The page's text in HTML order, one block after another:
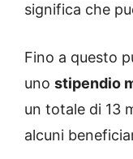
significa che
Fino a questo
uno stipendio
un totale di 13
alcuni